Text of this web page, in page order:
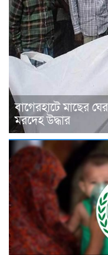
বাগেরহাটে মাছের
মরদেহ উদ্ধার